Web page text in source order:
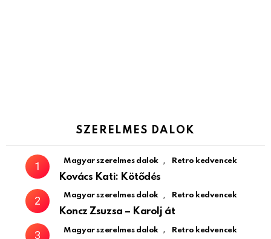
SZERELMES DALOK
Magyar szerelmes dalok , Retro kedvencek
Kovács Kati: Kötődés
Magyar szerelmes dalok , Retro kedvencek
Koncz Zsuzsa – Karolj át
Magyar szerelmes dalok , Retro kedvencek